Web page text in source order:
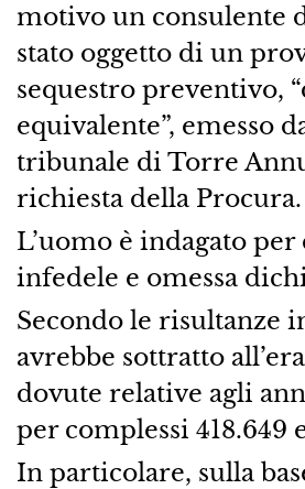
motivo un consulente
stato oggetto di un
sequestro preventivo,
equivalente”, emesso
tribunale di Torre
richiesta della Procura.
L’uomo è indagato
infedele e omessa
Secondo le risultanze
avrebbe sottratto
dovute relative agli
per complessi 418.649
In particolare, sulla